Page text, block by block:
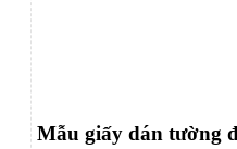
Mẫu giấy dán tường